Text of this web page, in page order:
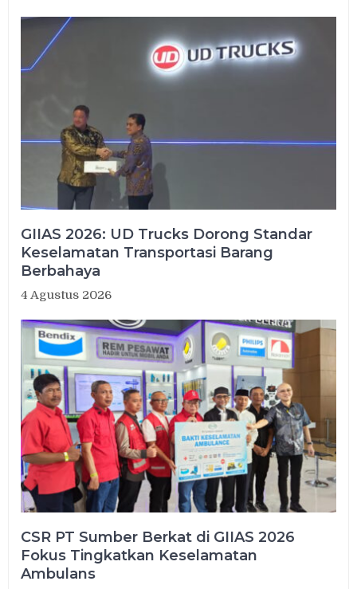
GIIAS 2026: UD Trucks Dorong Standar
Keselamatan Transportasi Barang
Berbahaya
4 Agustus 2026
CSR PT Sumber Berkat di GIIAS 2026
Fokus Tingkatkan Keselamatan
Ambulans